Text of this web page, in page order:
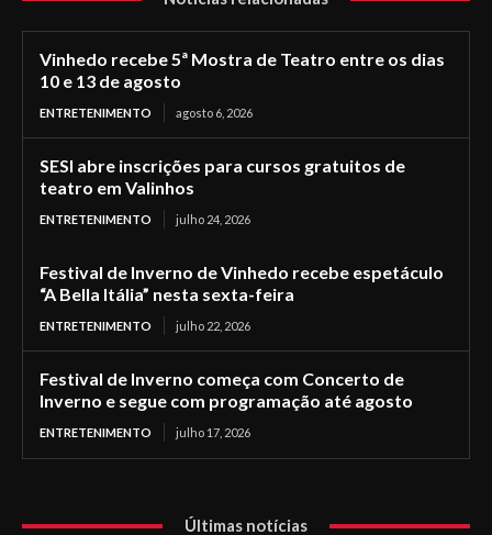
Vinhedo recebe 5ª Mostra de Teatro entre os dias
10 e 13 de agosto
ENTRETENIMENTO agosto 6, 2026
SESI abre inscrições para cursos gratuitos de
teatro em Valinhos
ENTRETENIMENTO julho 24, 2026
Festival de Inverno de Vinhedo recebe espetáculo
“A Bella Itália” nesta sexta-feira
ENTRETENIMENTO julho 22, 2026
Festival de Inverno começa com Concerto de
Inverno e segue com programação até agosto
ENTRETENIMENTO julho 17, 2026
Últimas notícias